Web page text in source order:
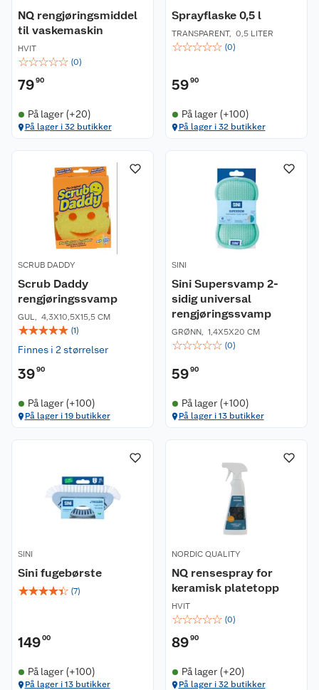
NQ rengjøringsmiddel
til vaskemaskin
HVIT
☆☆☆☆☆ (0)
7990
På lager (+20)
På lager i 32 butikker
Sprayflaske 0,5 l
TRANSPARENT, 0,5 LITER
☆☆☆☆☆ (0)
5990
På lager (+100)
På lager i 32 butikker
SCRUB DADDY
Scrub Daddy
rengjøringssvamp
GUL, 4,3X10,5X15,5 CM
☆☆☆☆☆ (1)
Finnes i 2 størrelser
3990
På lager (+100)
På lager i 19 butikker
SINI
Sini Supersvamp 2-
sidig universal
rengjøringssvamp
GRØNN, 1,4X5X20 CM
☆☆☆☆☆ (0)
5990
På lager (+100)
På lager i 13 butikker
SINI
Sini fugebørste
☆☆☆☆☆ (7)
14900
På lager (+100)
På lager i 13 butikker
NORDIC QUALITY
NQ rensespray for
keramisk platetopp
HVIT
☆☆☆☆☆ (0)
8990
På lager (+20)
På lager i 32 butikker